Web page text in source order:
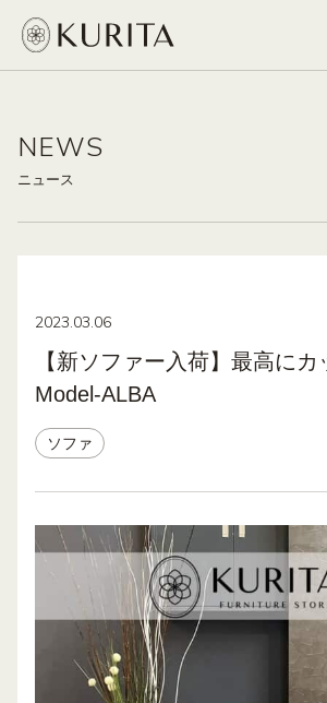
NEWS
ニュース
2023.03.06
【新ソファー入荷】最高にカ
Model-ALBA
ソファ